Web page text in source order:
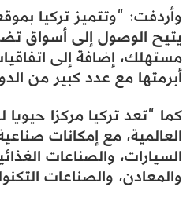
وأردفت: “وتتميز تركيا
مستهلك، إضافة إلى
أبرمتها مع عدد كبير من
كما “تعد تركيا مركزا
العالمية، مع إمكانات
السيارات، والصناعات
والمعادن، والصناعات